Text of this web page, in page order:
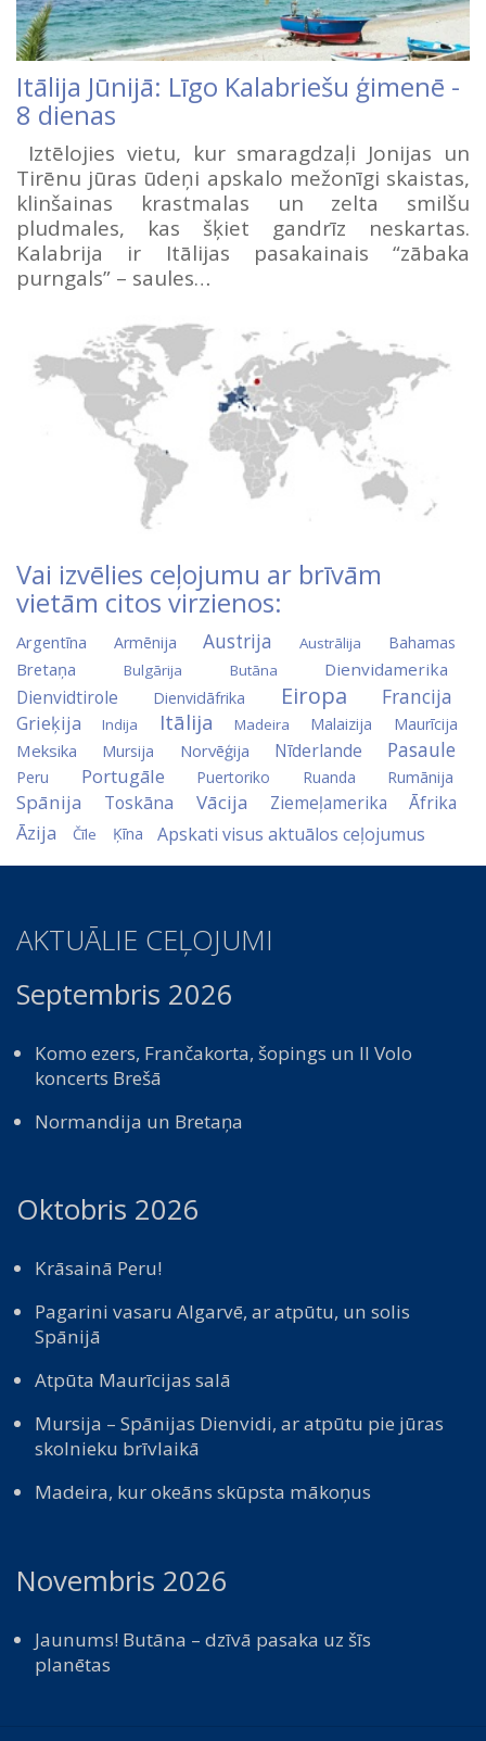
Itālija Jūnijā: Līgo Kalabriešu ģimenē -
8 dienas
Iztēlojies vietu, kur smaragdzaļi Jonijas un
Tirēnu jūras ūdeņi apskalo mežonīgi skaistas,
klinšainas krastmalas un zelta smilšu
pludmales, kas šķiet gandrīz neskartas.
Kalabrija ir Itālijas pasakainais “zābaka
purngals” – saules…
Vai izvēlies ceļojumu ar brīvām
vietām citos virzienos:
Argentīna Armēnija Austrija Austrālija Bahamas
Bretaņa Bulgārija Butāna Dienvidamerika
Dienvidtirole Dienvidāfrika Eiropa Francija
Grieķija Indija Itālija Madeira Malaizija Maurīcija
Meksika Mursija Norvēģija Nīderlande Pasaule
Peru Portugāle Puertoriko Ruanda Rumānija
Spānija Toskāna Vācija Ziemeļamerika Āfrika
Āzija Čīle Ķīna Apskati visus aktuālos ceļojumus
AKTUĀLIE CEĻOJUMI
Septembris 2026
Komo ezers, Frančakorta, šopings un Il Volo
koncerts Brešā
Normandija un Bretaņa
Oktobris 2026
Krāsainā Peru!
Pagarini vasaru Algarvē, ar atpūtu, un solis
Spānijā
Atpūta Maurīcijas salā
Mursija – Spānijas Dienvidi, ar atpūtu pie jūras
skolnieku brīvlaikā
Madeira, kur okeāns skūpsta mākoņus
Novembris 2026
Jaunums! Butāna – dzīvā pasaka uz šīs
planētas